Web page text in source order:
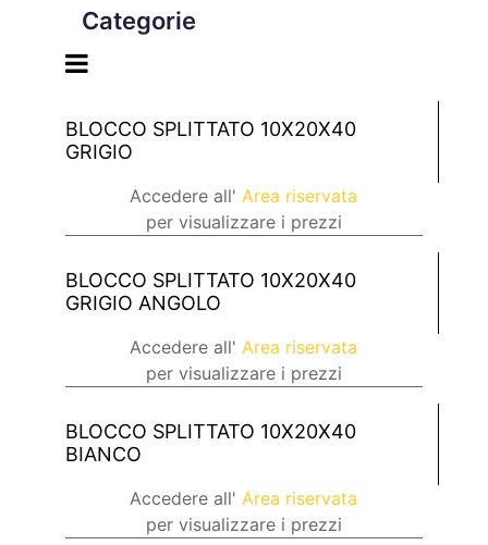
Categorie
Open menu
BLOCCO SPLITTATO 10X20X40
GRIGIO
Accedere all'Area riservata
per visualizzare i prezzi
BLOCCO SPLITTATO 10X20X40
GRIGIO ANGOLO
Accedere all'Area riservata
per visualizzare i prezzi
BLOCCO SPLITTATO 10X20X40
BIANCO
Accedere all'Area riservata
per visualizzare i prezzi